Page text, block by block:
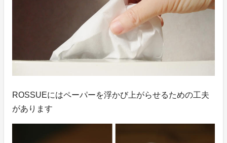
ROSSUEにはペーパーを浮かび上がらせるための工夫
があります